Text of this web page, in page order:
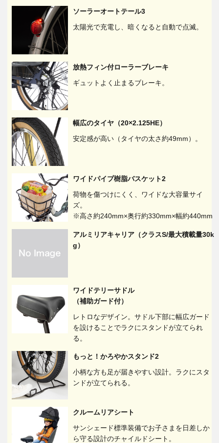
ソーラーオートテール3
太陽光で充電し、暗くなると自動で点滅。
放熱フィン付ローラーブレーキ
ギュットよく止まるブレーキ。
幅広のタイヤ（20×2.125HE）
安定感が高い（タイヤの太さ約49mm）。
ワイドパイプ樹脂バスケット2
荷物を傷つけにくく、ワイドな大容量サイ
ズ。
※高さ約240mm×奥行約330mm×幅約440mm
アルミリアキャリア（クラスS/最大積載量30k
g）
ワイドテリーサドル
（補助ガード付）
レトロなデザイン。サドル下部に幅広ガード
を設けることでラクにスタンドが立てられ
る。
もっと！かろやかスタンド2
小柄な方も足が届きやすい設計。ラクにスタ
ンドが立てられる。
クルームリアシート
サンシェード標準装備でお子さまを日差しか
ら守る設計のチャイルドシート。